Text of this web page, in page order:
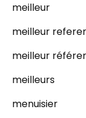
meilleur
meilleur
meilleur
meilleurs
menuisier